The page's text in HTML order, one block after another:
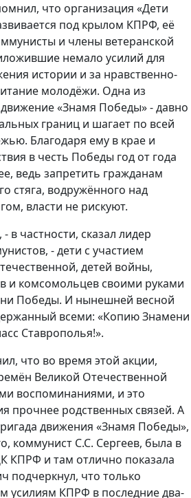
что организация «Дети
под крылом КПРФ, её
и члены ветеранской
немало усилий для
истории и за нравственно-
молодёжи. Одна из
«Знамя Победы» - давно
границ и шагает по всей
Благодаря ему в крае и
в честь Победы год от года
ведь запретить гражданам
стяга, водружённого над
власти не рискуют.
в частности, сказал лидер
- дети с участием
детей войны,
и комсомольцев своими руками
Победы. И нынешней весной
всеми: «Копию Знамени
Ставрополья!».
что во время этой акции,
Великой Отечественной
воспоминаниями, и это
прочнее родственных связей. А
движения «Знамя Победы»,
коммунист С.С. Сергеев, была в
КПРФ и там отлично показала
подчеркнул, что только
усилиям КПРФ в последние два-